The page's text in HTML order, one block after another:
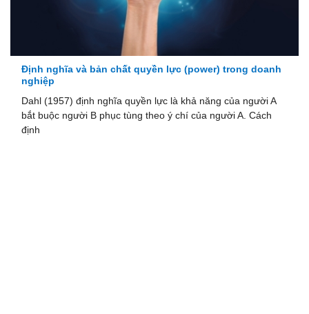
Định nghĩa và bản chất quyền lực (power) trong doanh
nghiệp
Dahl (1957) định nghĩa quyền lực là khả năng của người A
bắt buộc người B phục tùng theo ý chí của người A. Cách
định